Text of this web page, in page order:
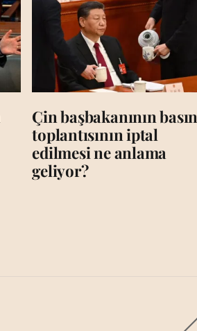
Çin başbakanının basın
toplantısının iptal
edilmesi ne anlama
geliyor?